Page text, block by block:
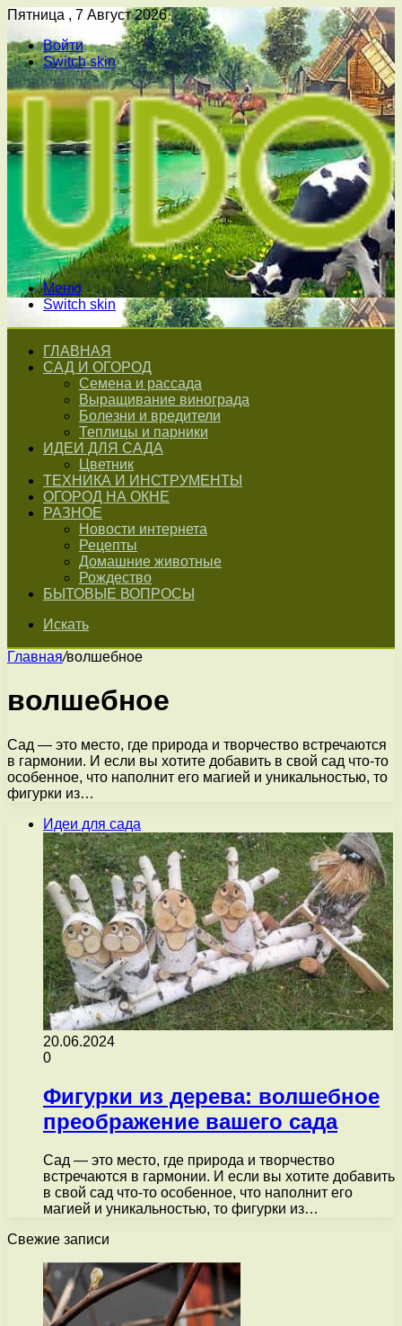
Пятница , 7 Август 2026
Войти
Switch skin
Меню
Switch skin
ГЛАВНАЯ
САД И ОГОРОД
Семена и рассада
Выращивание винограда
Болезни и вредители
Теплицы и парники
ИДЕИ ДЛЯ САДА
Цветник
ТЕХНИКА И ИНСТРУМЕНТЫ
ОГОРОД НА ОКНЕ
РАЗНОЕ
Новости интернета
Рецепты
Домашние животные
Рождество
БЫТОВЫЕ ВОПРОСЫ
Искать
Главная/волшебное
волшебное
Сад — это место, где природа и творчество встречаются
в гармонии. И если вы хотите добавить в свой сад что-то
особенное, что наполнит его магией и уникальностью, то
фигурки из…
Идеи для сада
20.06.2024
0
Фигурки из дерева: волшебное
преображение вашего сада
Сад — это место, где природа и творчество
встречаются в гармонии. И если вы хотите добавить
в свой сад что-то особенное, что наполнит его
магией и уникальностью, то фигурки из…
Свежие записи